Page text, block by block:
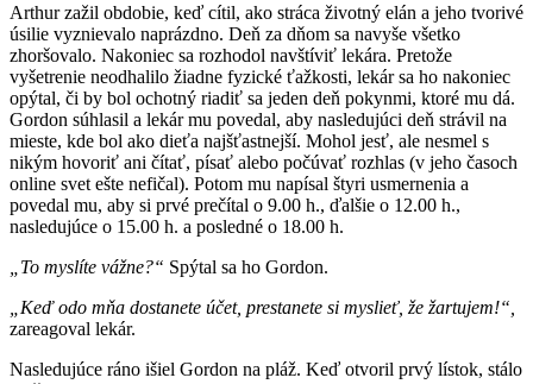
Arthur zažil obdobie, keď cítil, ako stráca životný elán a jeho tvorivé
úsilie vyznievalo naprázdno. Deň za dňom sa navyše všetko
zhoršovalo. Nakoniec sa rozhodol navštíviť lekára. Pretože
vyšetrenie neodhalilo žiadne fyzické ťažkosti, lekár sa ho nakoniec
opýtal, či by bol ochotný riadiť sa jeden deň pokynmi, ktoré mu dá.
Gordon súhlasil a lekár mu povedal, aby nasledujúci deň strávil na
mieste, kde bol ako dieťa najšťastnejší. Mohol jesť, ale nesmel s
nikým hovoriť ani čítať, písať alebo počúvať rozhlas (v jeho časoch
online svet ešte nefičal). Potom mu napísal štyri usmernenia a
povedal mu, aby si prvé prečítal o 9.00 h., ďalšie o 12.00 h.,
nasledujúce o 15.00 h. a posledné o 18.00 h.
„To myslíte vážne?“ Spýtal sa ho Gordon.
„Keď odo mňa dostanete účet, prestanete si myslieť, že žartujem!“,
zareagoval lekár.
Nasledujúce ráno išiel Gordon na pláž. Keď otvoril prvý lístok, stálo